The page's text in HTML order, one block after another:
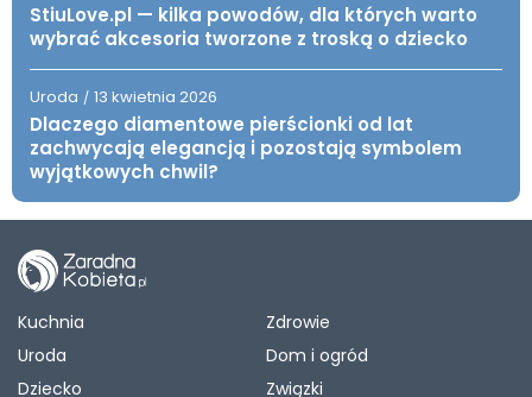
StiuLove.pl — kilka powodów, dla których warto
wybrać akcesoria tworzone z troską o dziecko
Uroda / 13 kwietnia 2026
Dlaczego diamentowe pierścionki od lat
zachwycają elegancją i pozostają symbolem
wyjątkowych chwil?
Kuchnia
Zdrowie
Uroda
Dom i ogród
Dziecko
Związki